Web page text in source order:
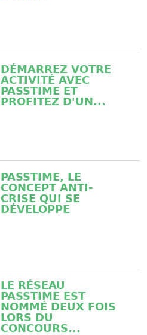
DÉMARREZ VOTRE
ACTIVITÉ AVEC
PASSTIME ET
PROFITEZ D'UN...
PASSTIME, LE
CONCEPT ANTI-
CRISE QUI SE
DÉVELOPPE
LE RÉSEAU
PASSTIME EST
NOMMÉ DEUX FOIS
LORS DU
CONCOURS...